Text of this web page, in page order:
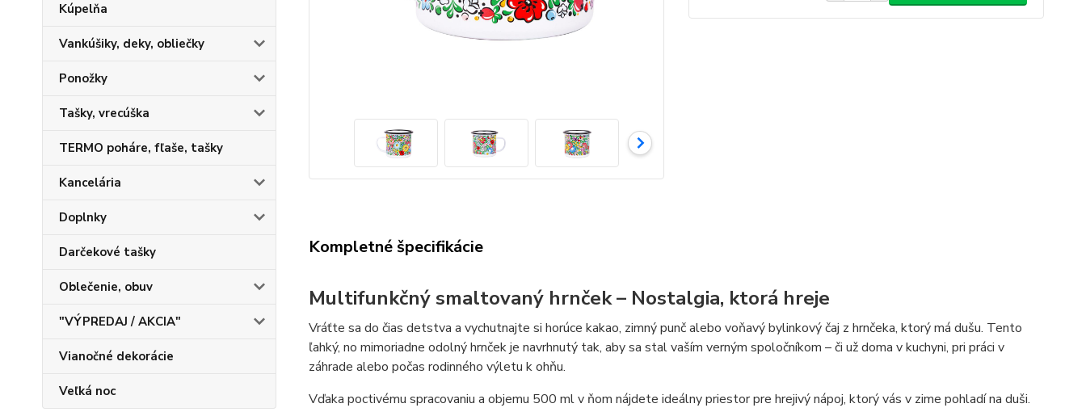
Kúpelňa
Vankúšiky, deky, obliečky
Ponožky
Tašky, vrecúška
TERMO poháre, fľaše, tašky
Kancelária
Doplnky
Darčekové tašky
Oblečenie, obuv
"VÝPREDAJ / AKCIA"
Vianočné dekorácie
Veľká noc
Kompletné špecifikácie
Multifunkčný smaltovaný hrnček – Nostalgia, ktorá hreje
Vráťte sa do čias detstva a vychutnajte si horúce kakao, zimný punč alebo voňavý bylinkový čaj z hrnčeka, ktorý má dušu. Tento
ľahký, no mimoriadne odolný hrnček je navrhnutý tak, aby sa stal vaším verným spoločníkom – či už doma v kuchyni, pri práci v
záhrade alebo počas rodinného výletu k ohňu.
Vďaka poctivému spracovaniu a objemu 500 ml v ňom nájdete ideálny priestor pre hrejivý nápoj, ktorý vás v zime pohladí na duši.